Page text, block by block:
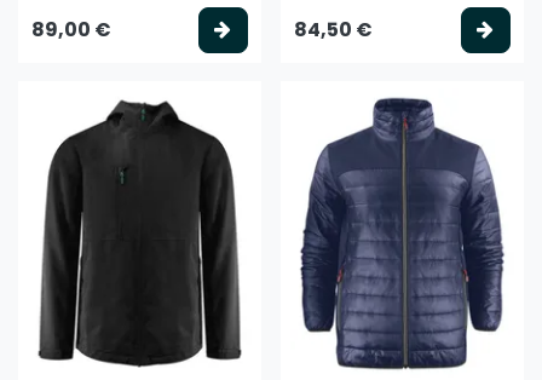
89,00 € Valitse vaihtoehto
84,50 €